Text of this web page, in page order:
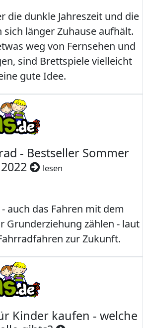
die dunkle Jahreszeit und die
sich länger Zuhause aufhält.
weg von Fernsehen und
sind Brettspiele vielleicht
gute Idee.
- Bestseller Sommer
2022
lesen
auch das Fahren mit dem
Grunderziehung zählen - laut
zur Zukunft.
Kinder kaufen - welche